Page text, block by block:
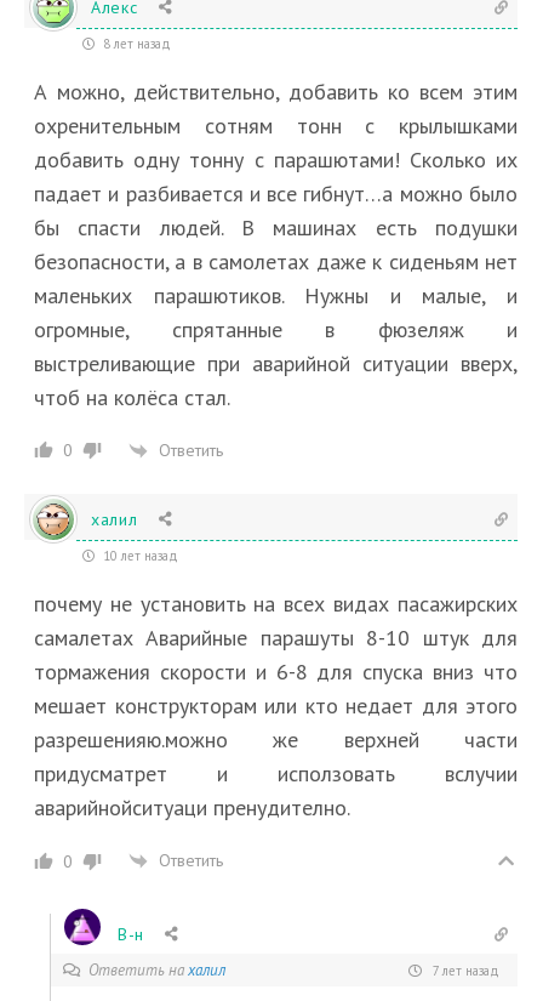
Алекс
8 лет назад
А можно, действительно, добавить ко всем этим
охренительным сотням тонн с крылышками
добавить одну тонну с парашютами! Сколько их
падает и разбивается и все гибнут…а можно было
бы спасти людей. В машинах есть подушки
безопасности, а в самолетах даже к сиденьям нет
маленьких парашютиков. Нужны и малые, и
огромные, спрятанные в фюзеляж и
выстреливающие при аварийной ситуации вверх,
чтоб на колёса стал.
0 Ответить
халил
10 лет назад
почему не установить на всех видах пасажирских
самалетах Аварийные парашуты 8-10 штук для
тормажения скорости и 6-8 для спуска вниз что
мешает конструкторам или кто недает для этого
разрешенияю.можно же верхней части
придусматрет и исползовать вслучии
аварийнойситуаци пренудително.
0 Ответить
В-н
Ответить нахалил 7 лет назад